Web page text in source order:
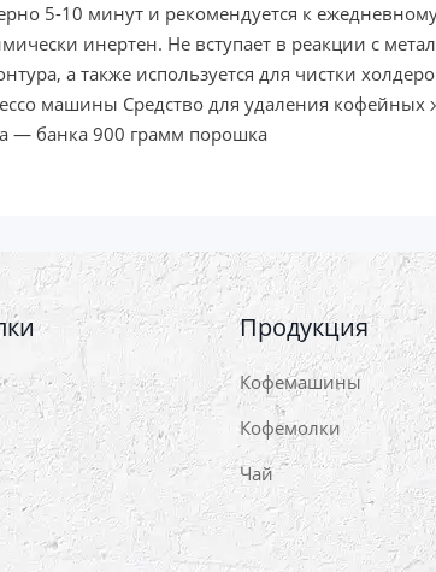
5-10 минут и рекомендуется к
инертен. Не вступает в реакции с
а также используется для чистки
машины Средство для удаления кофейных
― банка 900 грамм порошка
Продукция
Кофемашины
Кофемолки
Чай